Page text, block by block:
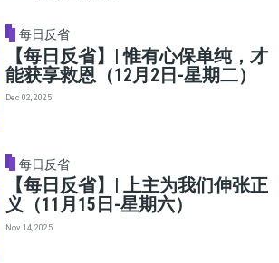
每日反省
【每日反省】| 惟有心保单纯，才
能获享救恩（12月2日-星期二）
Dec 02, 2025
每日反省
【每日反省】| 上主为我们伸张正
义（11月15日-星期六）
Nov 14, 2025